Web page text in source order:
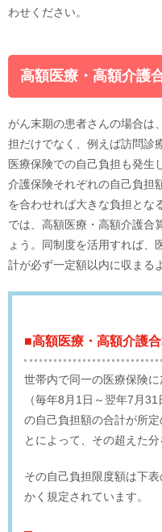
わせください。
高額医療・高額介護
がん末期の患者さんの場合は
担だけでなく、例えば訪問診
医療保険での自己負担も発生
介護保険それぞれの自己負担
を合わせれば大きな負担とな
では、高額医療・高額介護合
ょう。同制度を活用すれば、
計が必ず一定額以内に収まる
■高額医療・高額介護
世帯内で同一の医療保険
（毎年8月1日～翌年7月
の自己負担額の合計が所
とによって、その超えた
その自己負担限度額は下
かく規定されています。